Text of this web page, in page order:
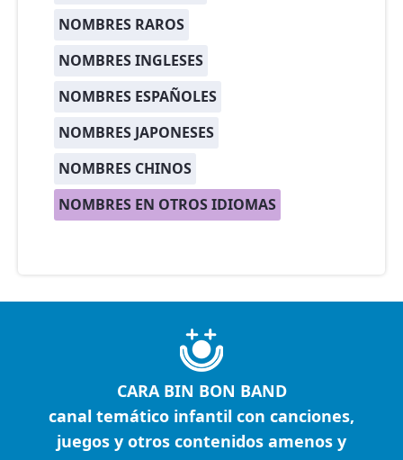
NOMBRES RAROS
NOMBRES INGLESES
NOMBRES ESPAÑOLES
NOMBRES JAPONESES
NOMBRES CHINOS
NOMBRES EN OTROS IDIOMAS
CARA BIN BON BAND
canal temático infantil con canciones,
juegos y otros contenidos amenos y